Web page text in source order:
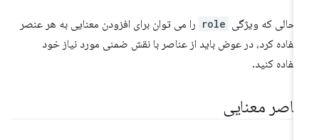
حالی که ویژگی role را می توان برای افزودن معنایی به هر عنصر
کرد، در عوض باید از عناصر با نقش ضمنی مورد نیاز خود
کنید.
معنایی